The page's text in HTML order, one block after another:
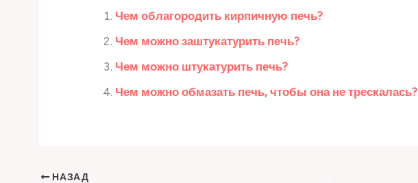
Чем облагородить кирпичную печь?
Чем можно заштукатурить печь?
Чем можно штукатурить печь?
Чем можно обмазать печь, чтобы она не трескалась?
НАЗАД